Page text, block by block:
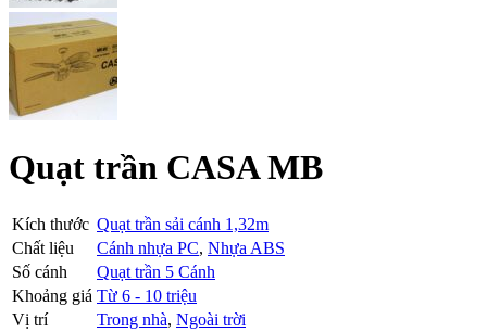
Quạt trần CASA MB
Kích thước Quạt trần sải cánh 1,32m
Chất liệu
Cánh nhựa PC, Nhựa ABS
Số cánh
Quạt trần 5 Cánh
Khoảng giá Từ 6 - 10 triệu
Vị trí
Trong nhà, Ngoài trời